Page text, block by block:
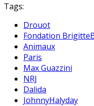
Tags:
Drouot
Fondation
Animaux
Paris
Max Guazzini
NRJ
Dalida
JohnnyHalyday